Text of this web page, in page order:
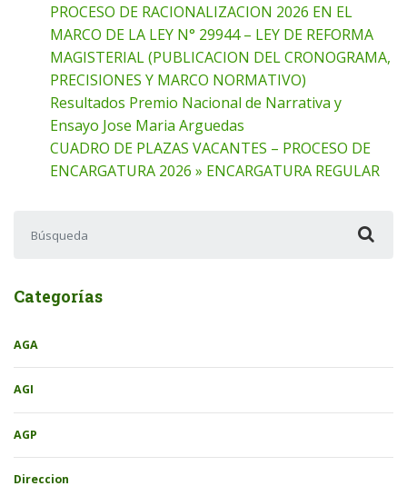
PROCESO DE RACIONALIZACION 2026 EN EL
MARCO DE LA LEY N° 29944 – LEY DE REFORMA
MAGISTERIAL (PUBLICACION DEL CRONOGRAMA,
PRECISIONES Y MARCO NORMATIVO)
Resultados Premio Nacional de Narrativa y
Ensayo Jose Maria Arguedas
CUADRO DE PLAZAS VACANTES – PROCESO DE
ENCARGATURA 2026 » ENCARGATURA REGULAR
Categorías
AGA
AGI
AGP
Direccion